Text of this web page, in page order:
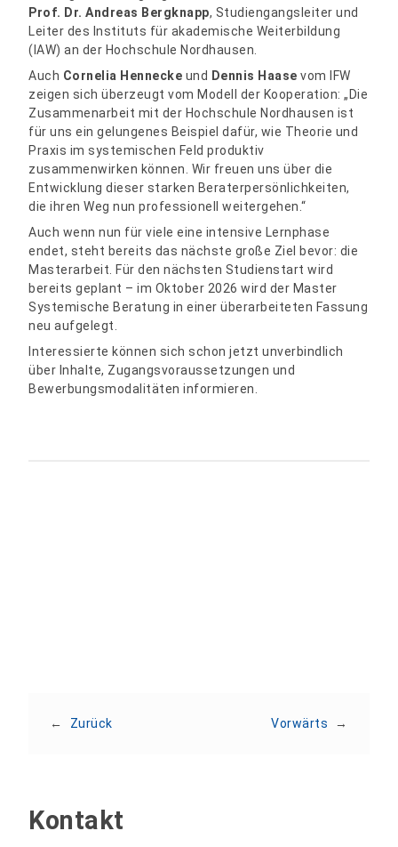
Prof. Dr. Andreas Bergknapp, Studiengangsleiter und
Leiter des Instituts für akademische Weiterbildung
(IAW) an der Hochschule Nordhausen.
Auch Cornelia Hennecke und Dennis Haase vom IFW
zeigen sich überzeugt vom Modell der Kooperation: „Die
Zusammenarbeit mit der Hochschule Nordhausen ist
für uns ein gelungenes Beispiel dafür, wie Theorie und
Praxis im systemischen Feld produktiv
zusammenwirken können. Wir freuen uns über die
Entwicklung dieser starken Beraterpersönlichkeiten,
die ihren Weg nun professionell weitergehen.“
Auch wenn nun für viele eine intensive Lernphase
endet, steht bereits das nächste große Ziel bevor: die
Masterarbeit. Für den nächsten Studienstart wird
bereits geplant – im Oktober 2026 wird der Master
Systemische Beratung in einer überarbeiteten Fassung
neu aufgelegt.
Interessierte können sich schon jetzt unverbindlich
über Inhalte, Zugangsvoraussetzungen und
Bewerbungsmodalitäten informieren.
← Zurück Vorwärts →
Kontakt